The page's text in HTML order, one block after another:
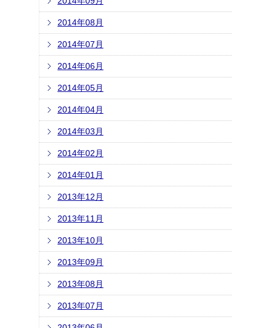
2014年08月
2014年07月
2014年06月
2014年05月
2014年04月
2014年03月
2014年02月
2014年01月
2013年12月
2013年11月
2013年10月
2013年09月
2013年08月
2013年07月